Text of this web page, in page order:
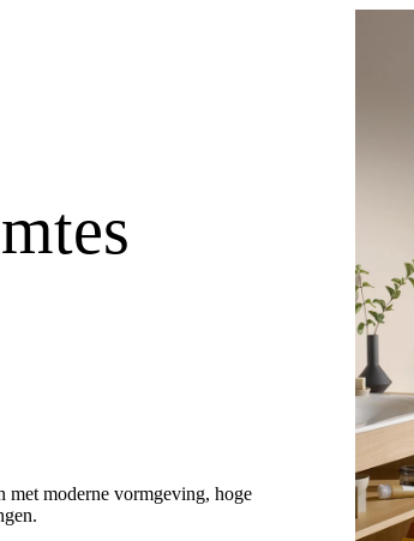
met moderne vormgeving, hoge